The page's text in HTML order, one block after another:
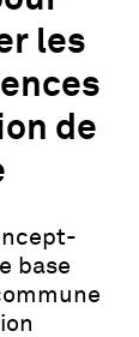
les
de
base